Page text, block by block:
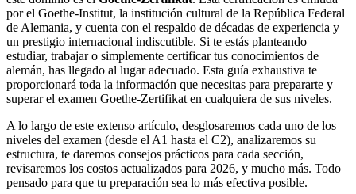
por el Goethe-Institut, la institución cultural de la República Federal
de Alemania, y cuenta con el respaldo de décadas de experiencia y
un prestigio internacional indiscutible. Si te estás planteando
estudiar, trabajar o simplemente certificar tus conocimientos de
alemán, has llegado al lugar adecuado. Esta guía exhaustiva te
proporcionará toda la información que necesitas para prepararte y
superar el examen Goethe-Zertifikat en cualquiera de sus niveles.
A lo largo de este extenso artículo, desglosaremos cada uno de los
niveles del examen (desde el A1 hasta el C2), analizaremos su
estructura, te daremos consejos prácticos para cada sección,
revisaremos los costos actualizados para 2026, y mucho más. Todo
pensado para que tu preparación sea lo más efectiva posible.